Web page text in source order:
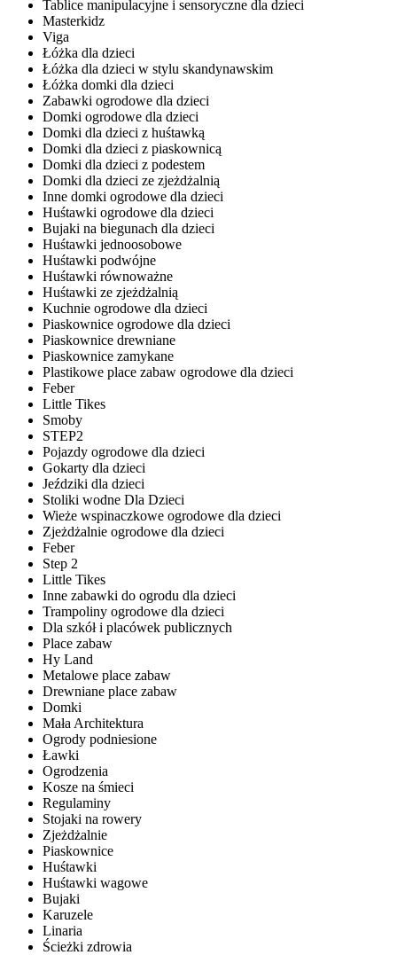
Tablice manipulacyjne i sensoryczne dla dzieci
Masterkidz
Viga
Łóżka dla dzieci
Łóżka dla dzieci w stylu skandynawskim
Łóżka domki dla dzieci
Zabawki ogrodowe dla dzieci
Domki ogrodowe dla dzieci
Domki dla dzieci z huśtawką
Domki dla dzieci z piaskownicą
Domki dla dzieci z podestem
Domki dla dzieci ze zjeżdżalnią
Inne domki ogrodowe dla dzieci
Huśtawki ogrodowe dla dzieci
Bujaki na biegunach dla dzieci
Huśtawki jednoosobowe
Huśtawki podwójne
Huśtawki równoważne
Huśtawki ze zjeżdżalnią
Kuchnie ogrodowe dla dzieci
Piaskownice ogrodowe dla dzieci
Piaskownice drewniane
Piaskownice zamykane
Plastikowe place zabaw ogrodowe dla dzieci
Feber
Little Tikes
Smoby
STEP2
Pojazdy ogrodowe dla dzieci
Gokarty dla dzieci
Jeździki dla dzieci
Stoliki wodne Dla Dzieci
Wieże wspinaczkowe ogrodowe dla dzieci
Zjeżdżalnie ogrodowe dla dzieci
Feber
Step 2
Little Tikes
Inne zabawki do ogrodu dla dzieci
Trampoliny ogrodowe dla dzieci
Dla szkół i placówek publicznych
Place zabaw
Hy Land
Metalowe place zabaw
Drewniane place zabaw
Domki
Mała Architektura
Ogrody podniesione
Ławki
Ogrodzenia
Kosze na śmieci
Regulaminy
Stojaki na rowery
Zjeżdżalnie
Piaskownice
Huśtawki
Huśtawki wagowe
Bujaki
Karuzele
Linaria
Ścieżki zdrowia